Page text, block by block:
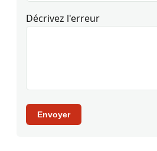
Décrivez l'erreur
Envoyer